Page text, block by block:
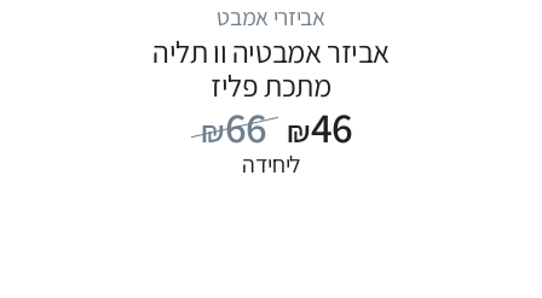
אביזרי אמבט
אביזר אמבטיה וו תליה
מתכת פליז
₪66 ₪46
ליחידה